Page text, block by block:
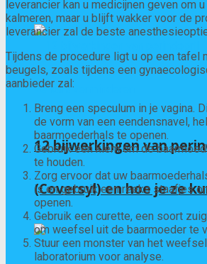
12 bijwerkingen van
(Coversyl) en hoe je ze
leverancier kan u medicijnen geven om
kalmeren, maar u blijft wakker voor de
leverancier zal de beste
Tijdens de procedure ligt u op een tafel
beugels, zoals tijdens een
aanbieder zal:
Breng een speculum in je vagina.
de vorm van een eendensnavel,
baarmoederhals te openen.
Gebruik een klem om de
te houden.
Zorg ervoor dat uw
is en gebruik een reeks staafjes
openen.
Gebruik een curette, een soort
om weefsel uit de baarmoeder te
Stuur een monster van het
laboratorium voor analyse.